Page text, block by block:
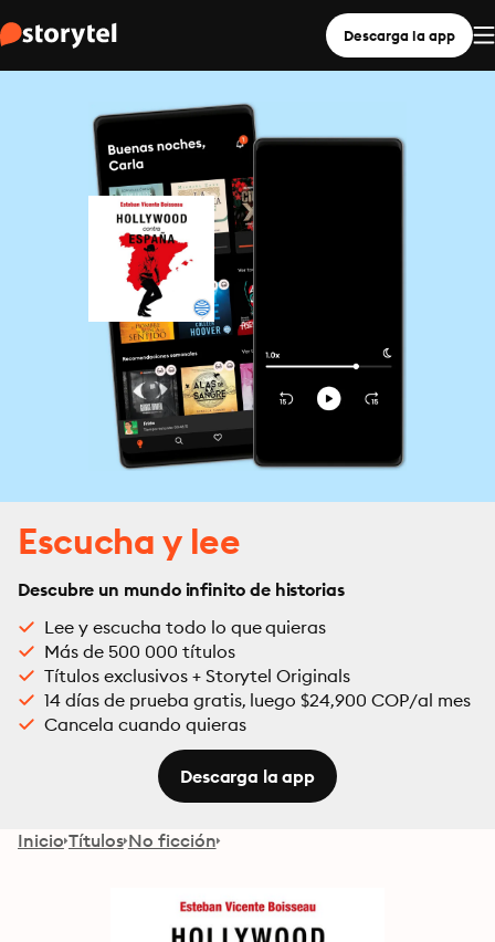
Descarga la app
Escucha y lee
Descubre un mundo infinito de historias
Lee y escucha todo lo que quieras
Más de 500 000 títulos
Títulos exclusivos + Storytel Originals
14 días de prueba gratis, luego $24,900 COP/al mes
Cancela cuando quieras
Descarga la app
Inicio Títulos No ficción